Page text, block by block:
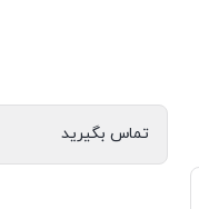
تماس بگیرید